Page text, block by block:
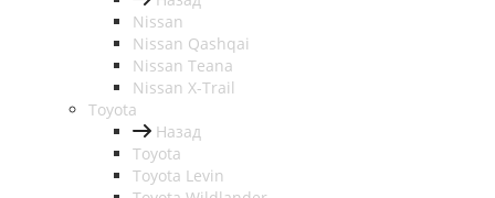
Nissan
Nissan Qashqai
Nissan Teana
Nissan X-Trail
Toyota
Назад
Toyota
Toyota Levin